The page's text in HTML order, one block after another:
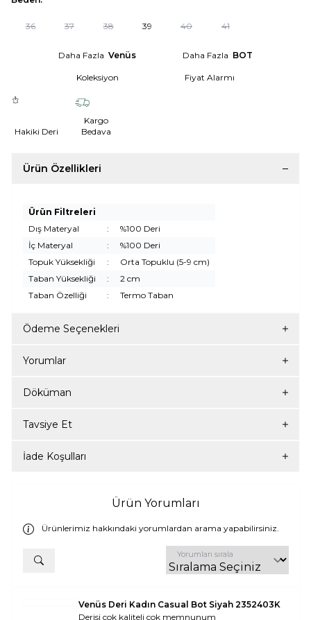
36 37 38 39 40 41
Daha Fazla Venüs Daha Fazla BOT
Koleksiyon Fiyat Alarmı
Hakiki Deri
Kargo
Bedava
Ürün Özellikleri
Ürün Filtreleri
Dış Materyal
:
%100 Deri
İç Materyal
:
%100 Deri
Topuk Yüksekliği
:
Orta Topuklu (5-9 cm)
Taban Yüksekliği
:
2 cm
Taban Özelliği
: Termo Taban
Ödeme Seçenekleri
Yorumlar
Döküman
Tavsiye Et
İade Koşulları
Ürün Yorumları
Ürünlerimiz hakkındaki yorumlardan arama yapabilirsiniz.
Yorumları sırala
Venüs Deri Kadın Casual Bot Siyah 2352403K
Derisi çok kaliteli çok memnunum